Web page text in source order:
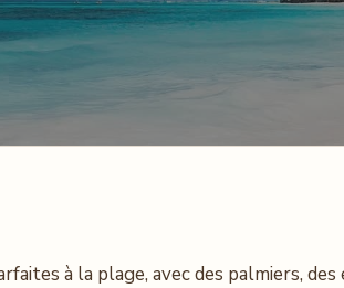
à la plage, avec des palmiers, des